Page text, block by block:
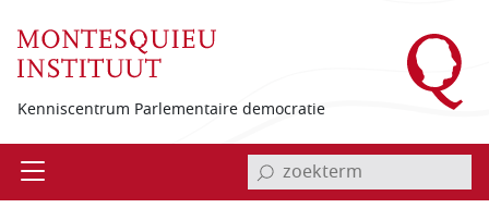
Kenniscentrum Parlementaire democratie
Open invoerveld zoekterm